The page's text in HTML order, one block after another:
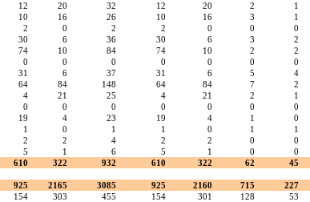
12 20 32 12 20 2 1
10 16 26 10 16 3 1
2 0 2 2 0 0 0
30 6 36 30 6 3 2
74 10 84 74 10 2 2
0 0 0 0 0 0 0
31 6 37 31 6 5 4
64 84 148 64 84 7 2
4 21 25 4 21 2 1
0 0 0 0 0 0 0
19 4 23 19 4 1 0
1 0 1 1 0 1 1
2 2 4 2 2 0 0
5 1 6 5 1 0 0
610 322 932 610 322 62 45
925 2165 3085 925 2160 715 227
154 303 455 154 301 128 53